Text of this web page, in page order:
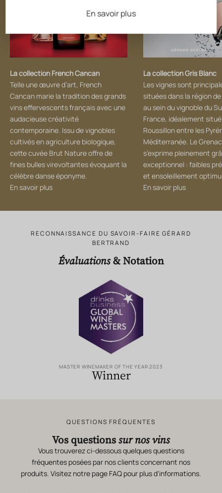
En savoir plus
La collection French Cancan
Telle une œuvre d’art, French
Cancan marie la tradition des grands
vins effervescents français avec une
audacieuse créativité
contemporaine. Issu de vignobles
cultivés en agriculture biologique,
cette cuvée Brut Nature offre de
fines bulles virevoltantes évoquant la
célèbre danse éponyme.
En savoir plus
La collection Gris Blanc
Les vignes sont
situées dans la région
au sein du vignoble du
France, idéalement
Roussillon entre les
Méditerranée. Le
s’exprime pleinement
exceptionnel : faibles
et ensoleillement
En savoir plus
RECONNAISSANCE DU SAVOIR-FAIRE GÉRARD
BERTRAND
Évaluations& Notation
MASTER WINEMAKER OF THE YEAR 2023
Winner
QUESTIONS FRÉQUENTES
Vos questionssur nos vins
Vous trouverez ci-dessous quelques questions
fréquentes posées par nos clients concernant nos
produits. Visitez notre page FAQ pour plus d'informations.